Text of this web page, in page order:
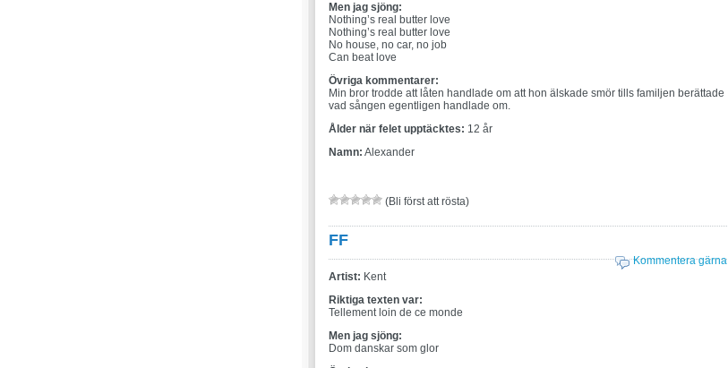
Men jag sjöng:
Nothing’s real butter love
Nothing’s real butter love
No house, no car, no job
Can beat love
Övriga kommentarer:
Min bror trodde att låten handlade om att hon älskade smör tills familjen berättade
vad sången egentligen handlade om.
Ålder när felet upptäcktes: 12 år
Namn: Alexander
(Bli först att rösta)
FF
Kommentera gärna
Artist: Kent
Riktiga texten var:
Tellement loin de ce monde
Men jag sjöng:
Dom danskar som glor